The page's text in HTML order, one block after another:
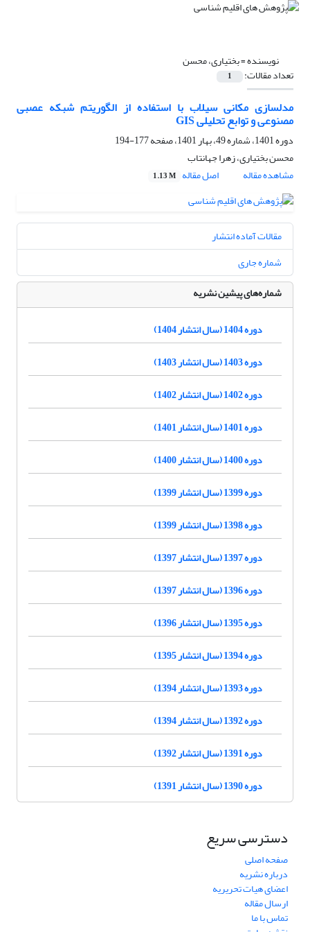
نویسنده =بختیاری، محسن
تعداد مقالات: 1
مدلسازی مکانی سیلاب با استفاده از الگوریتم شبکه عصبی
مصنوعی و توابع تحلیلی GIS
دوره 1401، شماره 49، بهار 1401، صفحه
177-194
محسن بختیاری، زهرا جهانتاب
مشاهده مقاله
اصل مقاله 1.13 M
مقالات آماده انتشار
شماره جاری
شماره‌های پیشین نشریه
دوره 1404 (سال انتشار 1404)
دوره 1403 (سال انتشار 1403)
دوره 1402 (سال انتشار 1402)
دوره 1401 (سال انتشار 1401)
دوره 1400 (سال انتشار 1400)
دوره 1399 (سال انتشار 1399)
دوره 1398 (سال انتشار 1399)
دوره 1397 (سال انتشار 1397)
دوره 1396 (سال انتشار 1397)
دوره 1395 (سال انتشار 1396)
دوره 1394 (سال انتشار 1395)
دوره 1393 (سال انتشار 1394)
دوره 1392 (سال انتشار 1394)
دوره 1391 (سال انتشار 1392)
دوره 1390 (سال انتشار 1391)
دسترسی سریع
صفحه اصلی
درباره نشریه
اعضای هیات تحریریه
ارسال مقاله
تماس با ما